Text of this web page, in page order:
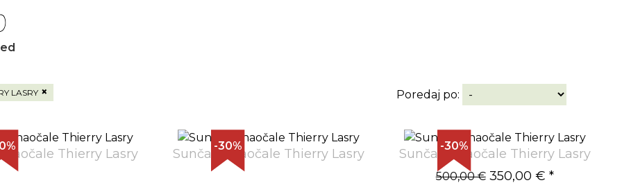
LASRY × Poredaj po:
naočale Thierry Lasry
-30%
Sunčane naočale Thierry Lasry
-30%
Sunčane naočale Thierry Lasry
500,00 €350,00 € *